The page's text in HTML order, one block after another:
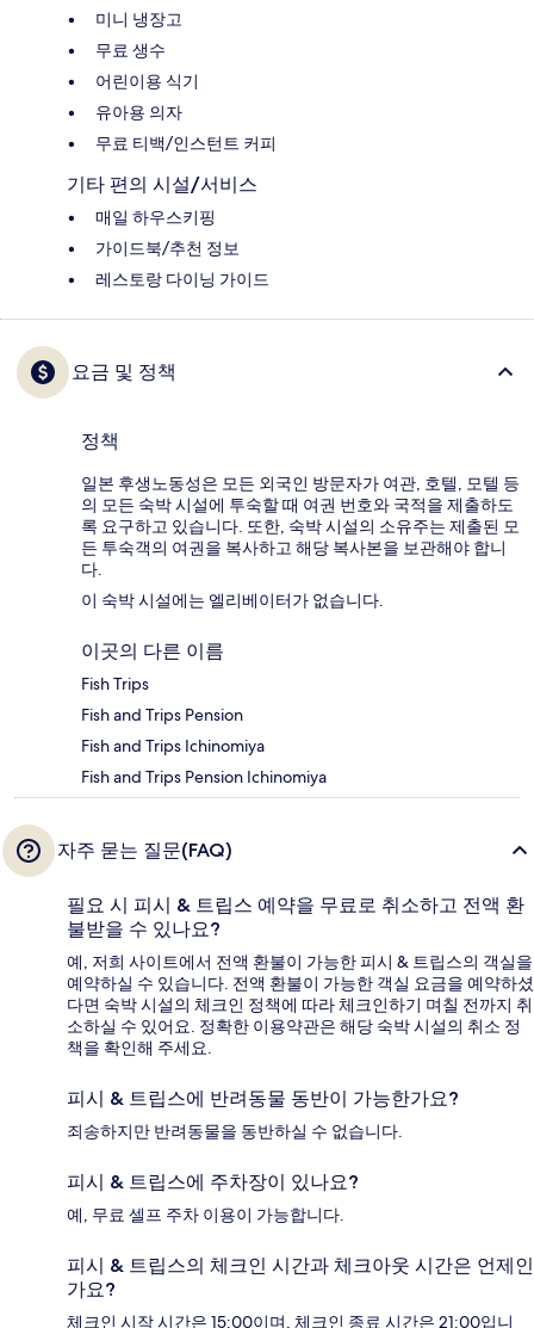
미니 냉장고
무료 생수
어린이용 식기
유아용 의자
무료 티백/인스턴트 커피
기타 편의 시설/서비스
매일 하우스키핑
가이드북/추천 정보
레스토랑 다이닝 가이드
요금 및 정책
정책
일본 후생노동성은 모든 외국인 방문자가 여관, 호텔, 모텔 등
의 모든 숙박 시설에 투숙할 때 여권 번호와 국적을 제출하도
록 요구하고 있습니다. 또한, 숙박 시설의 소유주는 제출된 모
든 투숙객의 여권을 복사하고 해당 복사본을 보관해야 합니
다.
이 숙박 시설에는 엘리베이터가 없습니다.
이곳의 다른 이름
Fish Trips
Fish and Trips Pension
Fish and Trips Ichinomiya
Fish and Trips Pension Ichinomiya
자주 묻는 질문(FAQ)
필요 시 피시 & 트립스 예약을 무료로 취소하고 전액 환
불받을 수 있나요?
예, 저희 사이트에서 전액 환불이 가능한 피시 & 트립스의 객실을
예약하실 수 있습니다. 전액 환불이 가능한 객실 요금을 예약하셨
다면 숙박 시설의 체크인 정책에 따라 체크인하기 며칠 전까지 취
소하실 수 있어요. 정확한 이용약관은 해당 숙박 시설의 취소 정
책을 확인해 주세요.
피시 & 트립스에 반려동물 동반이 가능한가요?
죄송하지만 반려동물을 동반하실 수 없습니다.
피시 & 트립스에 주차장이 있나요?
예, 무료 셀프 주차 이용이 가능합니다.
피시 & 트립스의 체크인 시간과 체크아웃 시간은 언제인
가요?
체크인 시작 시간은 15:00이며, 체크인 종료 시간은 21:00입니